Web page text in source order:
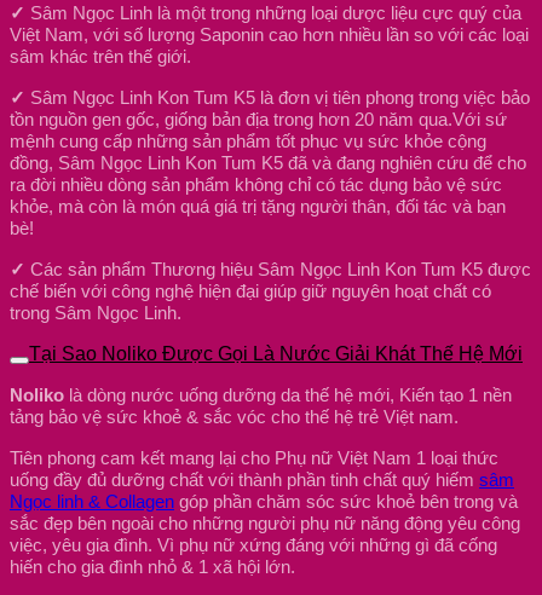
✓ Sâm Ngọc Linh là một trong những loại dược liệu cực quý của
Việt Nam, với số lượng Saponin cao hơn nhiều lần so với các loại
sâm khác trên thế giới.
✓ Sâm Ngọc Linh Kon Tum K5 là đơn vị tiên phong trong việc bảo
tồn nguồn gen gốc, giống bản địa trong hơn 20 năm qua.Với sứ
mệnh cung cấp những sản phẩm tốt phục vụ sức khỏe cộng
đồng, Sâm Ngọc Linh Kon Tum K5 đã và đang nghiên cứu để cho
ra đời nhiều dòng sản phẩm không chỉ có tác dụng bảo vệ sức
khỏe, mà còn là món quá giá trị tặng người thân, đối tác và bạn
bè!
✓ Các sản phẩm Thương hiệu Sâm Ngọc Linh Kon Tum K5 được
chế biến với công nghệ hiện đại giúp giữ nguyên hoạt chất có
trong Sâm Ngọc Linh.
Tại Sao Noliko Được Gọi Là Nước Giải Khát Thế Hệ Mới
Noliko là dòng nước uống dưỡng da thế hệ mới, Kiến tạo 1 nền
tảng bảo vệ sức khoẻ & sắc vóc cho thế hệ trẻ Việt nam.
Tiên phong cam kết mang lại cho Phụ nữ Việt Nam 1 loại thức
uống đầy đủ dưỡng chất với thành phần tinh chất quý hiếm sâm
Ngọc linh & Collagen góp phần chăm sóc sức khoẻ bên trong và
sắc đẹp bên ngoài cho những người phụ nữ năng động yêu công
việc, yêu gia đình. Vì phụ nữ xứng đáng với những gì đã cống
hiến cho gia đình nhỏ & 1 xã hội lớn.